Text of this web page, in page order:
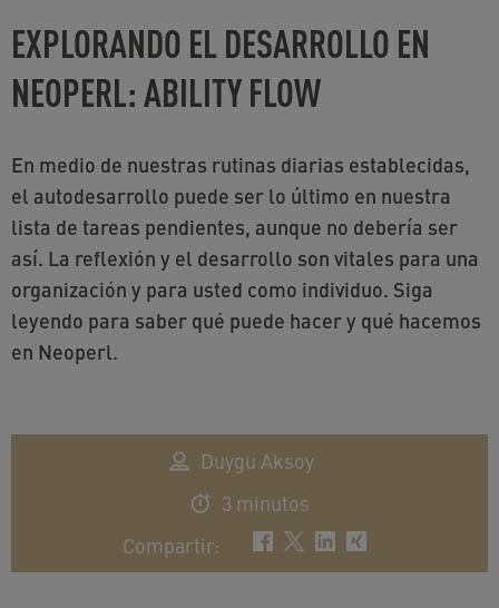
EXPLORANDO EL DESARROLLO EN
NEOPERL: ABILITY FLOW
En medio de nuestras rutinas diarias establecidas,
el autodesarrollo puede ser lo último en nuestra
lista de tareas pendientes, aunque no debería ser
así. La reflexión y el desarrollo son vitales para una
organización y para usted como individuo. Siga
leyendo para saber qué puede hacer y qué hacemos
en Neoperl.
Duygu Aksoy
3 minutos
Compartir: